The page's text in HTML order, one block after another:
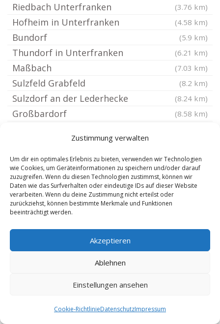
Zustimmung verwalten
Um dir ein optimales Erlebnis zu bieten, verwenden wir Technologien
wie Cookies, um Geräteinformationen zu speichern und/oder darauf
zuzugreifen. Wenn du diesen Technologien zustimmst, können wir
Daten wie das Surfverhalten oder eindeutige IDs auf dieser Website
verarbeiten. Wenn du deine Zustimmung nicht erteilst oder
zurückziehst, können bestimmte Merkmale und Funktionen
beeinträchtigt werden.
Akzeptieren
Ablehnen
Einstellungen ansehen
Cookie-RichtlinieDatenschutzImpressum
Riedbach Unterfranken (3.76 km)
Hofheim in Unterfranken (4.58 km)
Bundorf (5.9 km)
Thundorf in Unterfranken (6.21 km)
Maßbach (7.03 km)
Sulzfeld Grabfeld (8.2 km)
Sulzdorf an der Lederhecke (8.24 km)
Großbardorf (8.58 km)
Gädheim (8.87 km)
Wonfurt (9.33 km)
Ermershausen Unterfranken (9.33 km)
Rannungen
Bad Königshofen im Grabfeld (10.6 km)
Schweinfurt Nordöstlicher Stadtteil
Maroldsweisach